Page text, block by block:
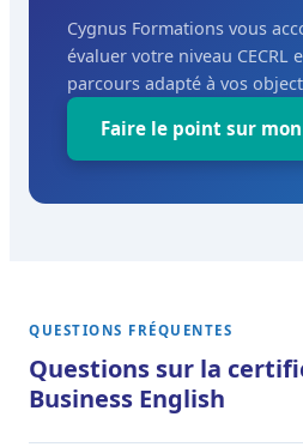
Cygnus Formations vous
évaluer votre niveau CECRL
parcours adapté à vos
Faire le point sur
QUESTIONS FRÉQUENTES
Questions sur la
Business English